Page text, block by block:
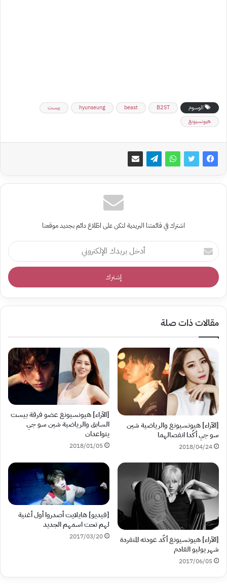
الوسوم B2ST
beast
hyunseung
بيست
هيونسيونغ
اشترك في قائمتنا البريدية لتكن على اطّلاع دائم بجديد موقعنا
أدخل
بريدك
الإلكتروني
مقالات ذات صلة
[الآراء] هيونسيونغ والرياضية شين
سو جي أكّدا انفصالهما
2018/04/24
[الآراء] هيونسيونغ عضو فرقة بيست
السابق والرياضية شين سو جي
يتواعدان
2018/01/05
[الآراء] هيونسيونغ أكّد عودته المنفردة
شهر يوليو القادم
2017/06/05
[فيديو] هايلايت أصدروا أول أغنية
لهم تحت اسمهم الجديد
2017/03/20